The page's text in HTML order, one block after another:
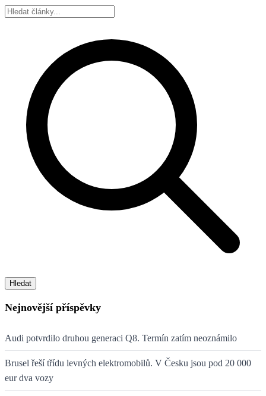
Hledat:
Hledat
Nejnovější příspěvky
Audi potvrdilo druhou generaci Q8. Termín zatím neoznámilo
Brusel řeší třídu levných elektromobilů. V Česku jsou pod 20 000
eur dva vozy